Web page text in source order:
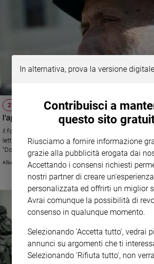
Sanremo
2026
Tv
e
streaming
Libri
Arte
Famiglia
educazione
Genitori
figli
Nonni
Coppia
Scuola
25 APRILE
l'appello di carlo petrini all'Italia: "io resto
Il fondatore di Slow Food dà voce al mondo del volontariato, scrive una
lettera aperta al Paese che vuole resistere e lancia
"Dobbiamo ripartire da chi soffre di più. Solo così ha
comunità nazionale". L'appello firmato da tante
Donazioni a Caritas e Croce Rossa. Una grande
nella piazza virtuale dei social il 25 aprile dalle 14,30
Alberto Laggia
In alternativa, prova la versione
Contribuisci a
questo sito
Riusciamo a fornire informazione
grazie alla pubblicità erogata dai
Accettando i consensi richiesti
nostri partner di creare un'esperienza
personalizzata ed offrirti un miglior
Avrai comunque la possibilità di
consenso in qualunque momento.
Selezionando 'Accetta tutto', vedrai
annunci su argomenti che ti
Selezionando 'Rifiuta tutto', non